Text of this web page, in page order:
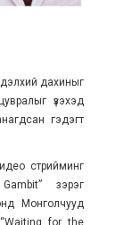
дахиныг
үзэхэд
гэдэгт
стрийминг
зэрэг
Монголчууд
“Waiting for the